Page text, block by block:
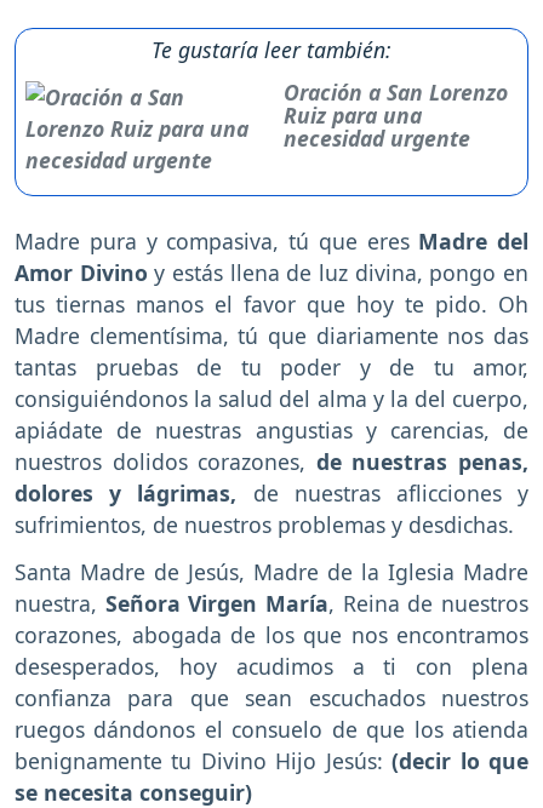
Te gustaría leer también:
Oración a San Lorenzo
Ruiz para una
necesidad urgente
Madre pura y compasiva, tú que eres Madre del
Amor Divinoy estás llena de luz divina, pongo en
tus tiernas manos el favor que hoy te pido. Oh
Madre clementísima, tú que diariamente nos das
tantas pruebas de tu poder y de tu amor,
consiguiéndonos la salud del alma y la del cuerpo,
apiádate de nuestras angustias y carencias, de
nuestros dolidos corazones, de nuestras penas,
dolores y lágrimas, de nuestras aflicciones y
sufrimientos, de nuestros problemas y desdichas.
Santa Madre de Jesús, Madre de la Iglesia Madre
nuestra, Señora Virgen María, Reina de nuestros
corazones, abogada de los que nos encontramos
desesperados, hoy acudimos a ti con plena
confianza para que sean escuchados nuestros
ruegos dándonos el consuelo de que los atienda
benignamente tu Divino Hijo Jesús:(decir lo que
se necesita conseguir)